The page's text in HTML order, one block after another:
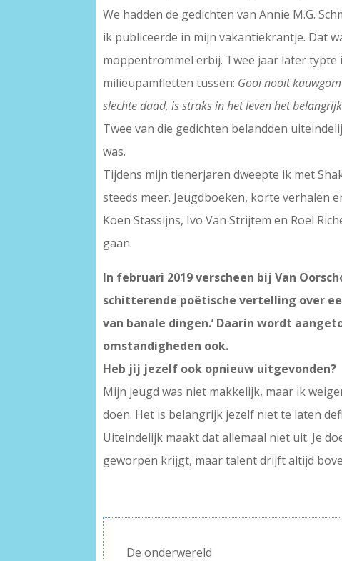
We hadden de gedichten van Annie M.G.
ik publiceerde in mijn vakantiekrantje. Dat
moppentrommel erbij. Twee jaar later typte
milieupamfletten tussen: Gooi nooit
slechte daad, is straks in het leven het
Twee van die gedichten belandden
was.
Tijdens mijn tienerjaren dweepte ik met
steeds meer. Jeugdboeken, korte verhalen
Koen Stassijns, Ivo Van Strijtem en Roel
gaan.
In februari 2019 verscheen bij Van
schitterende poëtische vertelling over
van banale dingen.’ Daarin wordt
omstandigheden ook.
Heb jij jezelf ook opnieuw uitgevonden?
Mijn jeugd was niet makkelijk, maar ik
doen. Het is belangrijk jezelf niet te laten
Uiteindelijk maakt dat allemaal niet uit. Je
geworpen krijgt, maar talent drijft altijd
De onderwereld